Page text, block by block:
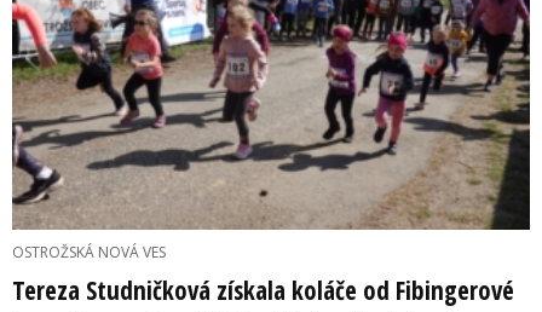
OSTROŽSKÁ NOVÁ VES
Tereza Studničková získala koláče od Fibingerové